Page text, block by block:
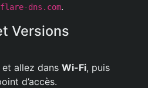
dns.com.
Versions
et allez dans Wi-Fi, puis
d’accès.